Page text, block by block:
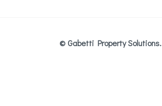
© Gabetti Property Solutions.